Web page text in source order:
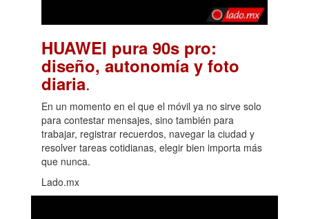
HUAWEI pura 90s pro:
diseño, autonomía y foto
diaria.
En un momento en el que el móvil ya no sirve solo
para contestar mensajes, sino también para
trabajar, registrar recuerdos, navegar la ciudad y
resolver tareas cotidianas, elegir bien importa más
que nunca.
Lado.mx